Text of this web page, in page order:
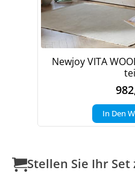
Newjoy VITA
In Den
Stellen Sie Ihr